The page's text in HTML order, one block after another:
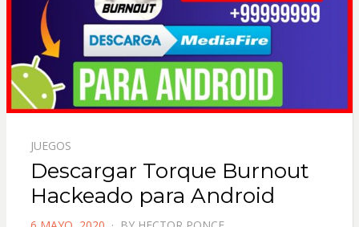
JUEGOS
Descargar Torque Burnout
Hackeado para Android
POSTED